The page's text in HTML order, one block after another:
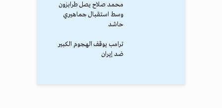
محمد صلاح يصل طرابزون
وسط استقبال جماهيري
حاشد
ترامب يوقف الهجوم الكبير
ضد إيران